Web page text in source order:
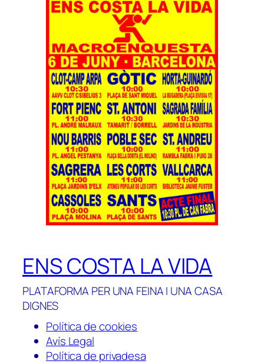
ENS COSTA LA VIDA
PLATAFORMA PER UNA FEINA I UNA CASA
DIGNES
Política de cookies
Avís Legal
Política de privadesa